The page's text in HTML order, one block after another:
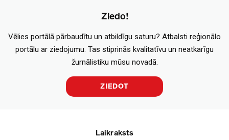
Ziedo!
Vēlies portālā pārbaudītu un atbildīgu saturu? Atbalsti reģionālo
portālu ar ziedojumu. Tas stiprinās kvalitatīvu un neatkarīgu
žurnālistiku mūsu novadā.
ZIEDOT
Laikraksts